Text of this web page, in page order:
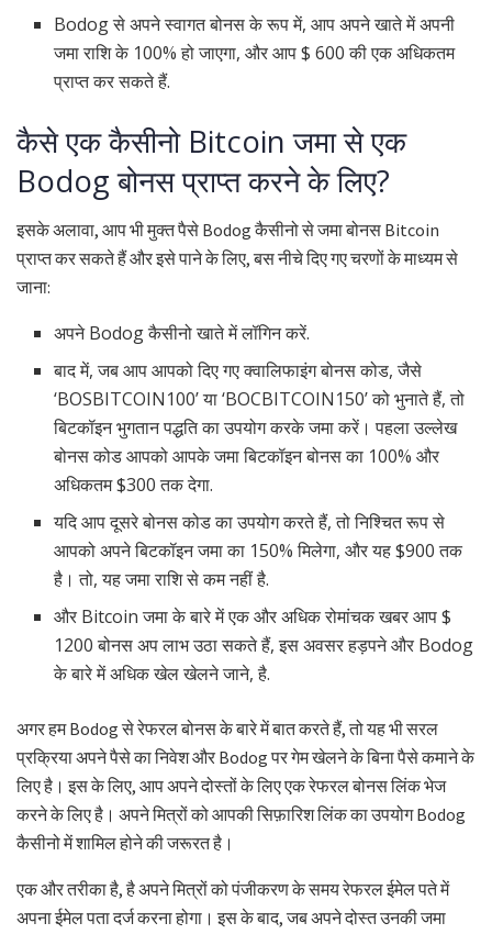
Bodog से अपने स्वागत बोनस के रूप में, आप अपने खाते में अपनी
जमा राशि के 100% हो जाएगा, और आप $ 600 की एक अधिकतम
प्राप्त कर सकते हैं.
कैसे एक कैसीनो Bitcoin जमा से एक
Bodog बोनस प्राप्त करने के लिए?
इसके अलावा, आप भी मुक्त पैसे Bodog कैसीनो से जमा बोनस Bitcoin
प्राप्त कर सकते हैं और इसे पाने के लिए, बस नीचे दिए गए चरणों के माध्यम से
जाना:
अपने Bodog कैसीनो खाते में लॉगिन करें.
बाद में, जब आप आपको दिए गए क्वालिफाइंग बोनस कोड, जैसे
‘BOSBITCOIN100’ या ‘BOCBITCOIN150’ को भुनाते हैं, तो
बिटकॉइन भुगतान पद्धति का उपयोग करके जमा करें। पहला उल्लेख
बोनस कोड आपको आपके जमा बिटकॉइन बोनस का 100% और
अधिकतम $300 तक देगा.
यदि आप दूसरे बोनस कोड का उपयोग करते हैं, तो निश्चित रूप से
आपको अपने बिटकॉइन जमा का 150% मिलेगा, और यह $900 तक
है। तो, यह जमा राशि से कम नहीं है.
और Bitcoin जमा के बारे में एक और अधिक रोमांचक खबर आप $
1200 बोनस अप लाभ उठा सकते हैं, इस अवसर हड़पने और Bodog
के बारे में अधिक खेल खेलने जाने, है.
अगर हम Bodog से रेफरल बोनस के बारे में बात करते हैं, तो यह भी सरल
प्रक्रिया अपने पैसे का निवेश और Bodog पर गेम खेलने के बिना पैसे कमाने के
लिए है। इस के लिए, आप अपने दोस्तों के लिए एक रेफरल बोनस लिंक भेज
करने के लिए है। अपने मित्रों को आपकी सिफ़ारिश लिंक का उपयोग Bodog
कैसीनो में शामिल होने की जरूरत है।
एक और तरीका है, है अपने मित्रों को पंजीकरण के समय रेफरल ईमेल पते में
अपना ईमेल पता दर्ज करना होगा। इस के बाद, जब अपने दोस्त उनकी जमा